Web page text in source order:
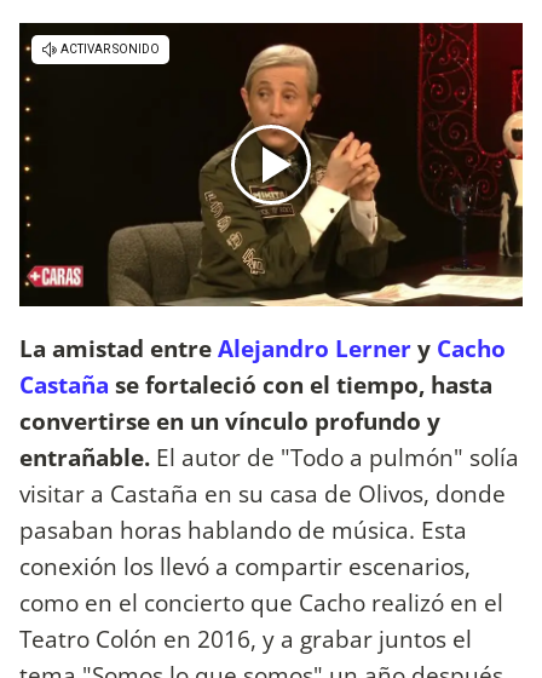
La amistad entreAlejandro Lernery Cacho
Castaña se fortaleció con el tiempo, hasta
convertirse en un vínculo profundo y
entrañable. El autor de "Todo a pulmón" solía
visitar a Castaña en su casa de Olivos, donde
pasaban horas hablando de música. Esta
conexión los llevó a compartir escenarios,
como en el concierto que Cacho realizó en el
Teatro Colón en 2016, y a grabar juntos el